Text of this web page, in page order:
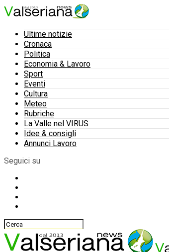
Ultime notizie
Cronaca
Politica
Economia & Lavoro
Sport
Eventi
Cultura
Meteo
Rubriche
La Valle nel VIRUS
Idee & consigli
Annunci Lavoro
Seguici su